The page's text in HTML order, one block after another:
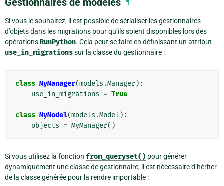
Gestionnaires de modèles ¶
Si vous le souhaitez, il est possible de sérialiser les gestionnaires
d’objets dans les migrations pour qu’ils soient disponibles lors des
opérationsRunPython. Cela peut se faire en définissant un attribut
use_in_migrationssur la classe du gestionnaire :
class MyManager(models .Manager):
use_in_migrations = True
class MyModel(models .Model ):
objects = MyManager()
Si vous utilisez la fonction from_queryset() pour générer
dynamiquement une classe de gestionnaire, il est nécessaire d’hériter
de la classe générée pour la rendre importable :